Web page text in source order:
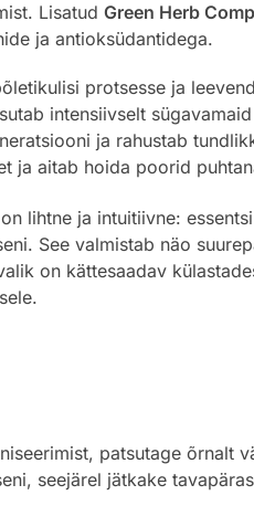
Lisatud Green Herb
ja antioksüdantidega.
protsesse ja
intensiivselt
ja rahustab
ja aitab hoida poorid
lihtne ja intuitiivne:
See valmistab näo
on kättesaadav
patsutage õrnalt
seejärel jätkake